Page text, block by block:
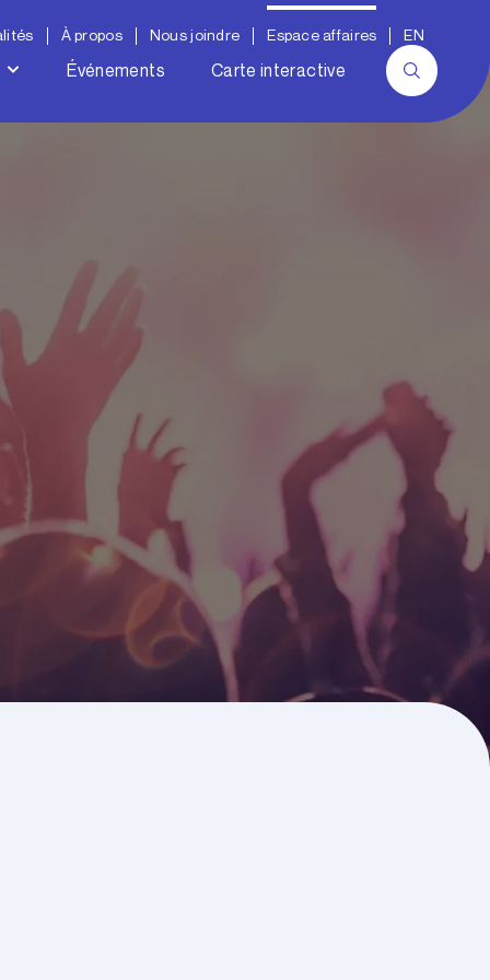
À propos Nous joindre Espace affaires EN
Événements Carte interactive